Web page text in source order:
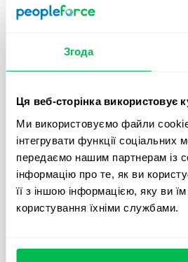
Згода
Ця веб-сторінка використовує
Ми використовуємо файли
інтегрувати функції
передаємо нашим партнерам із
інформацію про те, як ви
її з іншою інформацією, яку ви
користування їхніми службами.
користувацькі можливості. Після
інтуїтивно та зрозуміло, але
це, команда Customer Success
проведення детального дзвінка
було 5 подібних зустрічей, після
відчувала себе досить впевнено,
презентувати систему решті своєї
команди.
5.0